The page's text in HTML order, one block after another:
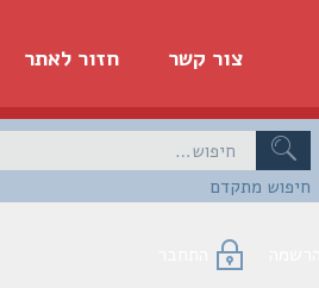
חזור לאתר צור קשר
מתקדם
התחבר